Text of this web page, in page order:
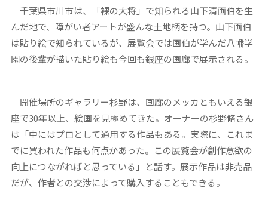
千葉県市川市は、「裸の大将」で知られる山下清画伯を生
んだ地で、障がい者アートが盛んな土地柄を持つ。山下画伯
は貼り絵で知られているが、展覧会では画伯が学んだ八幡学
園の後輩が描いた貼り絵も今回も銀座の画廊で展示される。
開催場所のギャラリー杉野は、画廊のメッカともいえる銀
座で30年以上、絵画を見極めてきた。オーナーの杉野脩さん
は「中にはプロとして通用する作品もある。実際に、これま
でに買われた作品も何点かあった。この展覧会が創作意欲の
向上につながればと思っている」と話す。展示作品は非売品
だが、作者との交渉によって購入することもできる。